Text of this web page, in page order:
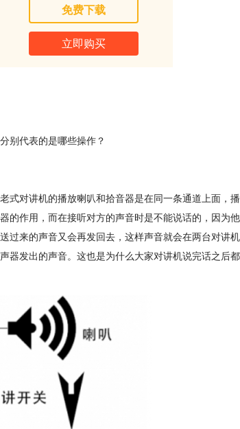
免费下载
立即购买
别代表的是哪些操作？
式对讲机的播放喇叭和拾音器是在同一条通道上面，播
的作用，而在接听对方的声音时是不能说话的，因为他
过来的声音又会再发回去，这样声音就会在两台对讲机
器发出的声音。这也是为什么大家对讲机说完话之后都